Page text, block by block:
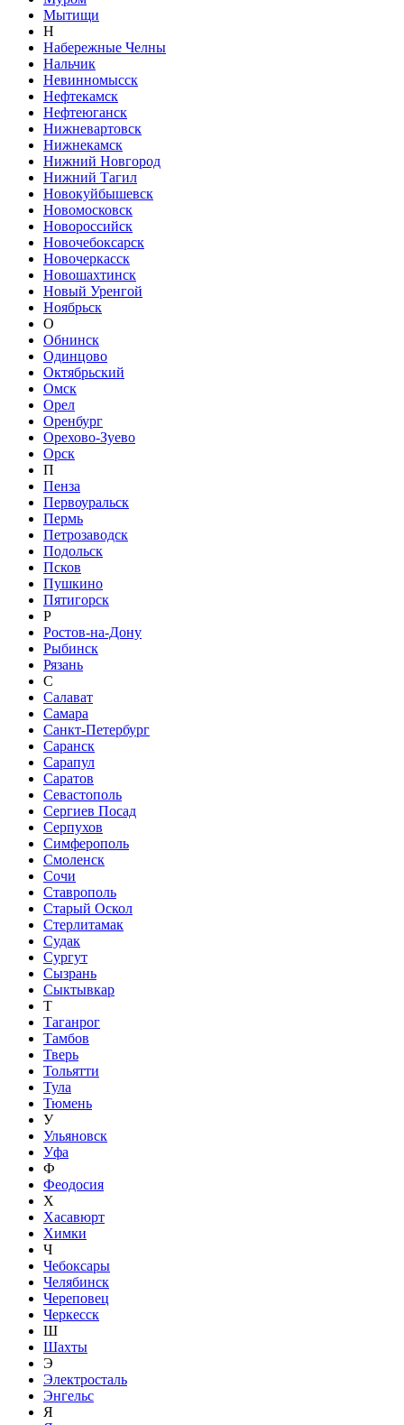
Мытищи
Н
Набережные Челны
Нальчик
Невинномысск
Нефтекамск
Нефтеюганск
Нижневартовск
Нижнекамск
Нижний Новгород
Нижний Тагил
Новокуйбышевск
Новомосковск
Новороссийск
Новочебоксарск
Новочеркасск
Новошахтинск
Новый Уренгой
Ноябрьск
О
Обнинск
Одинцово
Октябрьский
Омск
Орел
Оренбург
Орехово-Зуево
Орск
П
Пенза
Первоуральск
Пермь
Петрозаводск
Подольск
Псков
Пушкино
Пятигорск
Р
Ростов-на-Дону
Рыбинск
Рязань
С
Салават
Самара
Санкт-Петербург
Саранск
Сарапул
Саратов
Севастополь
Сергиев Посад
Серпухов
Симферополь
Смоленск
Сочи
Ставрополь
Старый Оскол
Стерлитамак
Судак
Сургут
Сызрань
Сыктывкар
Т
Таганрог
Тамбов
Тверь
Тольятти
Тула
Тюмень
У
Ульяновск
Уфа
Ф
Феодосия
Х
Хасавюрт
Химки
Ч
Чебоксары
Челябинск
Череповец
Черкесск
Ш
Шахты
Э
Электросталь
Энгельс
Я